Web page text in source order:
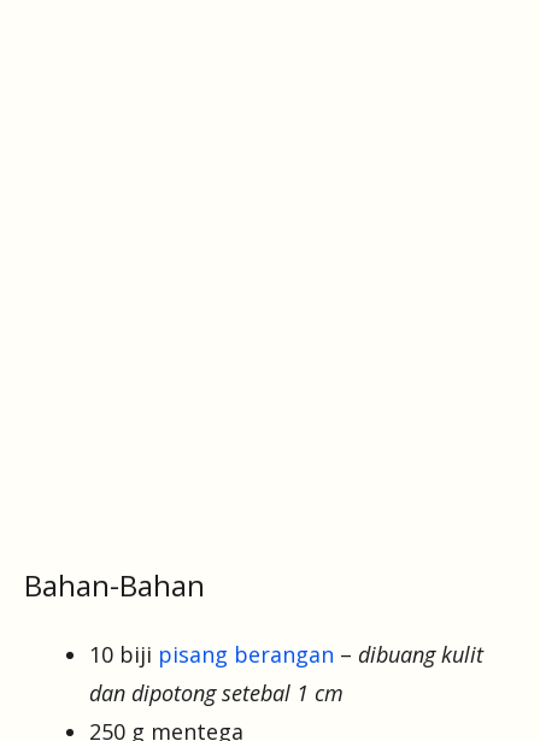
Bahan-Bahan
10 biji pisang berangan – dibuang kulit
dan dipotong setebal 1 cm
250 g mentega